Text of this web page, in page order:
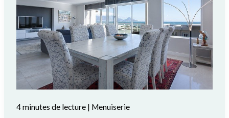
4 minutes de lecture| Menuiserie